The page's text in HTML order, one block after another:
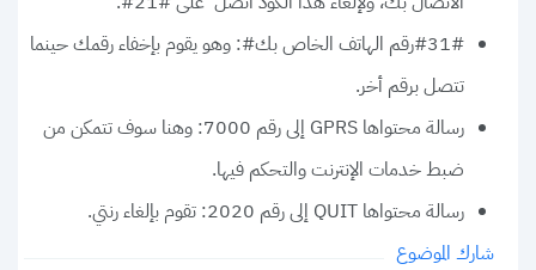
#31#رقم الهاتف الخاص بك#: وهو يقوم بإخفاء رقمك حينما
تتصل برقم أخر.
رسالة محتواها GPRS إلى رقم 7000: وهنا سوف تتمكن من
ضبط خدمات الإنترنت والتحكم فيها.
رسالة محتواها QUIT إلى رقم 2020: تقوم بإلغاء رنتي.
شارك الموضوع